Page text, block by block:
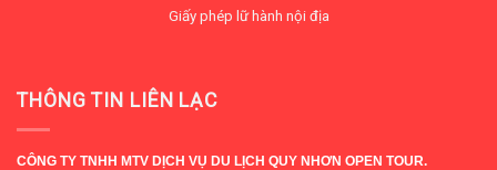
Giấy phép lữ hành nội địa
THÔNG TIN LIÊN LẠC
CÔNG TY TNHH MTV DỊCH VỤ DU LỊCH QUY NHƠN OPEN TOUR.